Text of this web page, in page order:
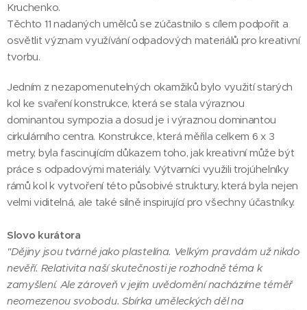
Kruchenko.
Těchto 11 nadaných umělců se zúčastnilo s cílem podpořit a
osvětlit význam využívání odpadových materiálů pro kreativní
tvorbu.
Jedním z nezapomenutelných okamžiků bylo využití starých
kol ke svaření konstrukce, která se stala výraznou
dominantou sympozia a dosud je i výraznou dominantou
cirkulárního centra. Konstrukce, která měřila celkem 6 x 3
metry, byla fascinujícím důkazem toho, jak kreativní může být
práce s odpadovými materiály. Výtvarníci využili trojúhelníky
rámů kol k vytvoření této působivé struktury, která byla nejen
velmi viditelná, ale také silně inspirující pro všechny účastníky.
Slovo kurátora
"Dějiny jsou tvárné jako plastelína. Velkým pravdám už nikdo
nevěří. Relativita naší skutečnosti je rozhodně téma k
zamyšlení. Ale zároveň v jejím uvědomění nacházíme téměř
neomezenou svobodu. Sbírka uměleckých děl na